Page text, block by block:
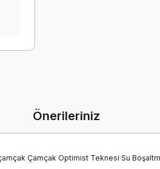
Önerileriniz
Çamçak Optimist Teknesi Su